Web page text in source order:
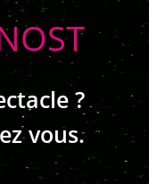
?
vous.